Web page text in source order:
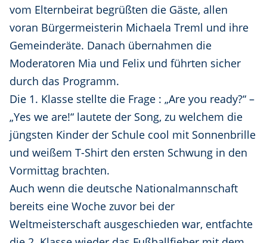
vom Elternbeirat begrüßten die Gäste, allen
voran Bürgermeisterin Michaela Treml und ihre
Gemeinderäte. Danach übernahmen die
Moderatoren Mia und Felix und führten sicher
durch das Programm.
Die 1. Klasse stellte die Frage : „Are you ready?“ –
„Yes we are!“ lautete der Song, zu welchem die
jüngsten Kinder der Schule cool mit Sonnenbrille
und weißem T-Shirt den ersten Schwung in den
Vormittag brachten.
Auch wenn die deutsche Nationalmannschaft
bereits eine Woche zuvor bei der
Weltmeisterschaft ausgeschieden war, entfachte